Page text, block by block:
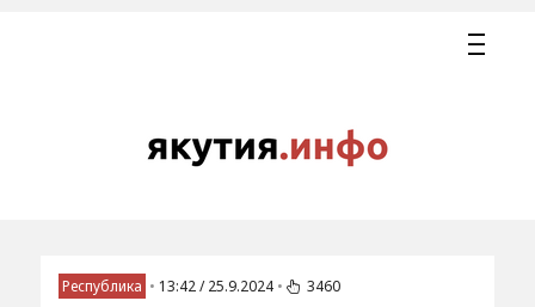
Республика • 13:42 / 25.9.2024 • 3460